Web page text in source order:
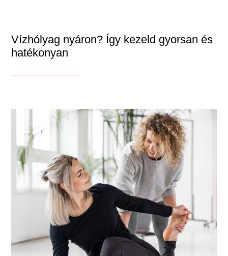
Vízhólyag nyáron? Így kezeld gyorsan és
hatékonyan